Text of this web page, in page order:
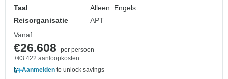
Taal
Alleen: Engels
Reisorganisatie
APT
Vanaf
€26.608
per persoon
+€3.422 aanloopkosten
Aanmelden to unlock savings